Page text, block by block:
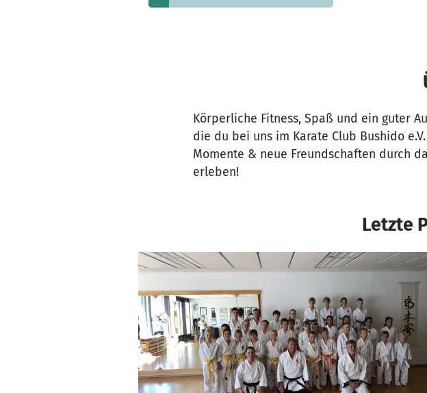
Körperliche Fitness, Spaß und ein guter
die du bei uns im Karate Club Bushido
Momente & neue Freundschaften durch
erleben!
Letzte